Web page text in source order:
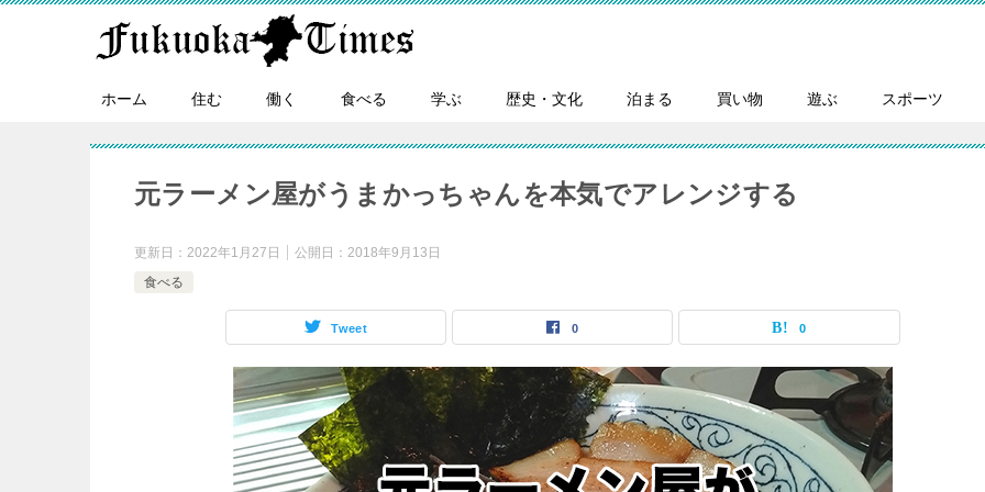
ホーム 住む 働く 食べる 学ぶ 歴史・文化 泊まる 買い物 遊ぶ スポーツ
元ラーメン屋がうまかっちゃんを本気でアレンジする
更新日： 2022年1月27日 公開日： 2018年9月13日
食べる
Tweet 0 0